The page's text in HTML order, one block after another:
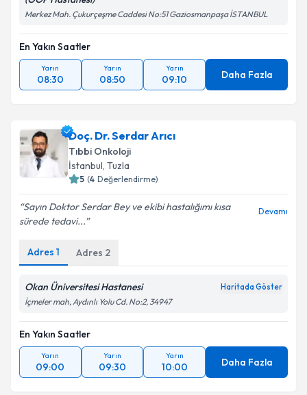
Takvim Talebini Gönder
Merkez Mah. Çukurçeşme Caddesi No:51 Gaziosmanpaşa İSTANBUL
En Yakın Saatler
Yarın
08:30
Yarın
08:50
Yarın
09:10 Daha Fazla
Doç. Dr. Serdar Arıcı
Tıbbi Onkoloji
İstanbul, Tuzla
5 (4 Değerlendirme)
Sayın Doktor Serdar Bey ve ekibi hastalığımı kısa
sürede tedavi...
Devamı
Adres 1 Adres 2
Okan Üniversitesi Hastanesi Haritada Göster
İçmeler mah, Aydınlı Yolu Cd. No:2, 34947
En Yakın Saatler
Yarın
09:00
Yarın
09:30
Yarın
10:00 Daha Fazla